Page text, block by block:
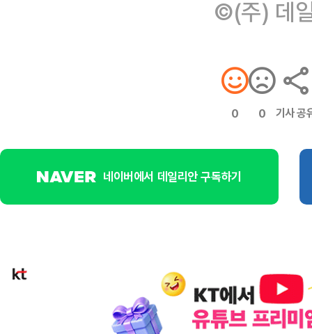
©(주) 데
0 0 기사 공
네이버에서 데일리안 구독하기